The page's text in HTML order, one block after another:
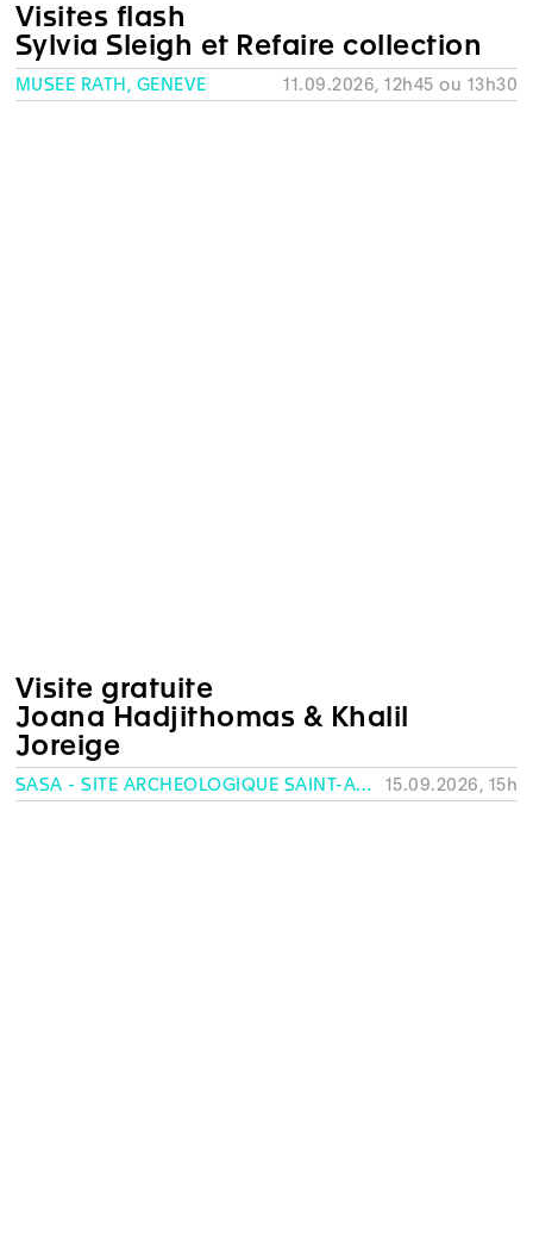
Visites flash
Sylvia Sleigh et Refaire collection
MUSÉE RATH, GENÈVE 11.09.2026, 12h45 ou 13h30
Visite gratuite
Joana Hadjithomas & Khalil
Joreige
SASA - SITE ARCHÉOLOGIQUE SAINT-ANTOINE, GENÈVE 15.09.2026, 15h